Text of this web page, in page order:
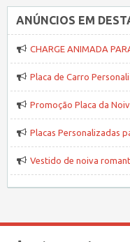
ANÚNCIOS EM
CHARGE ANIMADA
Placa de Carro
Promoção Placa da
Placas Personalizadas
Vestido de noiva